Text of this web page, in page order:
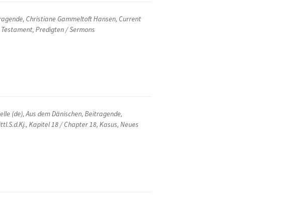
,Christiane Gammeltoft Hansen,Current
,Predigten / Sermons
(de),Aus dem Dänischen,Beitragende,
,Kapitel 18 / Chapter 18,Kasus,Neues